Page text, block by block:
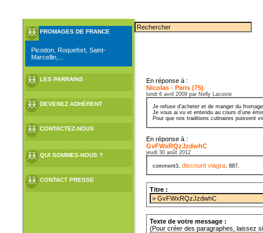
FROMAGES DE FRANCE
Picodon, Roquefort, Saint-
Marcellin,...
LES PARRAINS
DEVENEZ ADHÉRENT
CONTACTEZ-NOUS
QUI SOMMES-NOUS ?
CONTACT PRESSE
En réponse à :
Nicolas - Paris (75)
lundi 6 avril 2009 par Nelly Lacoste
Je refuse d’acheter et de manger du
Je vous ai vu et entendu au cours d’une
Pour que nos traditions culinaires puissent
En réponse à :
GvFWxRQzJzdwhC
jeudi 30 août 2012
comment3,discount viagra, 887,
Titre :
Texte de votre message :
(Pour créer des paragraphes, laissez